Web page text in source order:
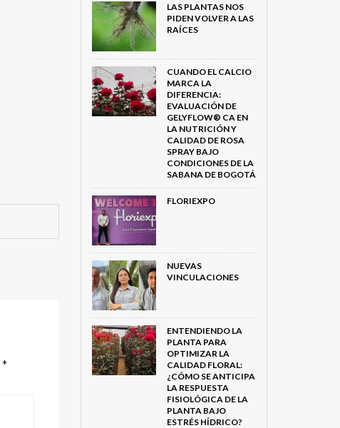
*
LAS PLANTAS NOS
PIDEN VOLVER A LAS
RAÍCES
CUANDO EL CALCIO
MARCA LA
DIFERENCIA:
EVALUACIÓN DE
GELYFLOW® CA EN
LA NUTRICIÓN Y
CALIDAD DE ROSA
SPRAY BAJO
CONDICIONES DE LA
SABANA DE BOGOTÁ
FLORIEXPO
NUEVAS
VINCULACIONES
ENTENDIENDO LA
PLANTA PARA
OPTIMIZAR LA
CALIDAD FLORAL:
¿CÓMO SE ANTICIPA
LA RESPUESTA
FISIOLÓGICA DE LA
PLANTA BAJO
ESTRÉS HÍDRICO?